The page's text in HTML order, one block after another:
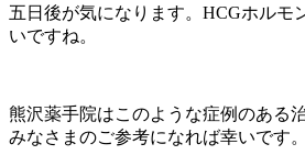
五日後が気になります。HCGホルモ
いですね。
熊沢薬手院はこのような症例のある
みなさまのご参考になれば幸いです。